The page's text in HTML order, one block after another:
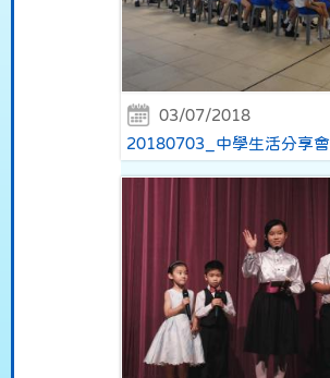
03/07/2018
20180703_中學生活分享會